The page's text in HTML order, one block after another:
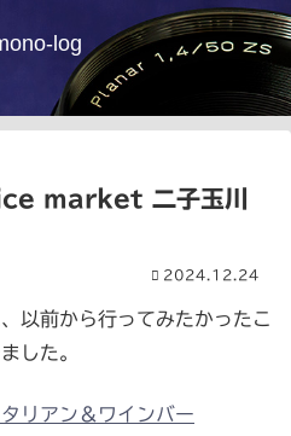
log
market 二子玉川
2024.12.24
以前から行ってみたかったこ
した。
リアン＆ワインバー